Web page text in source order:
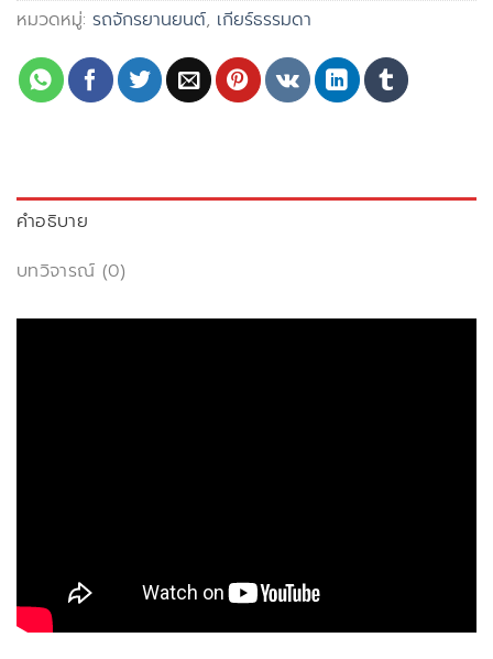
หมวดหมู่: รถจักรยานยนต์, เกียร์ธรรมดา
คำอธิบาย
บทวิจารณ์ (0)